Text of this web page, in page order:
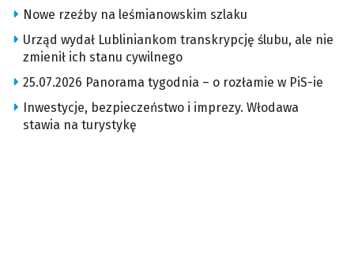
Nowe rzeźby na leśmianowskim szlaku
Urząd wydał Lubliniankom transkrypcję ślubu, ale nie
zmienił ich stanu cywilnego
25.07.2026 Panorama tygodnia – o rozłamie w PiS-ie
Inwestycje, bezpieczeństwo i imprezy. Włodawa
stawia na turystykę